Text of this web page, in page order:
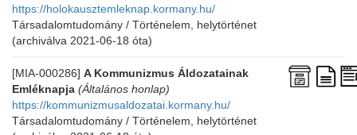
https://holokausztemleknap.kormany.hu/
Társadalomtudomány / Történelem, helytörténet
(archiválva 2021-06-18 óta)
[MIA-000286] A Kommunizmus Áldozatainak
Emléknapja (Általános honlap)
https://kommunizmusaldozatai.kormany.hu/
Társadalomtudomány / Történelem, helytörténet